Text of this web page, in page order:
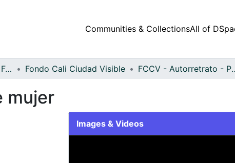
Communities & CollectionsAll of
Archivo del Patrimonio Fotográfico y Fílmico del Valle del Cauca Fondo Cali Ciudad Visible FCCV -
mujer
Images & Videos